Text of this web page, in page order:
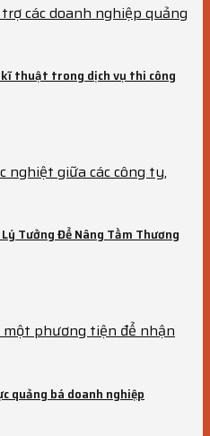
các doanh nghiệp quảng
thuật trong dịch vụ thi công
nghiệt giữa các công ty,
Tưởng Để Nâng Tầm Thương
phương tiện để nhận
quảng bá doanh nghiệp